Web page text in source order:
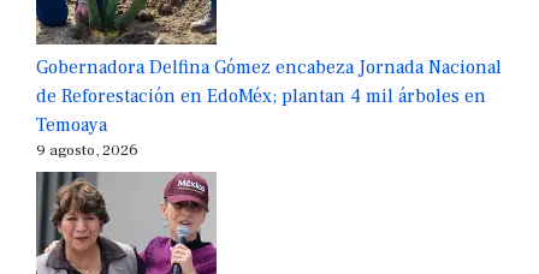
Gobernadora Delfina Gómez encabeza Jornada Nacional
de Reforestación en EdoMéx; plantan 4 mil árboles en
Temoaya
9 agosto, 2026